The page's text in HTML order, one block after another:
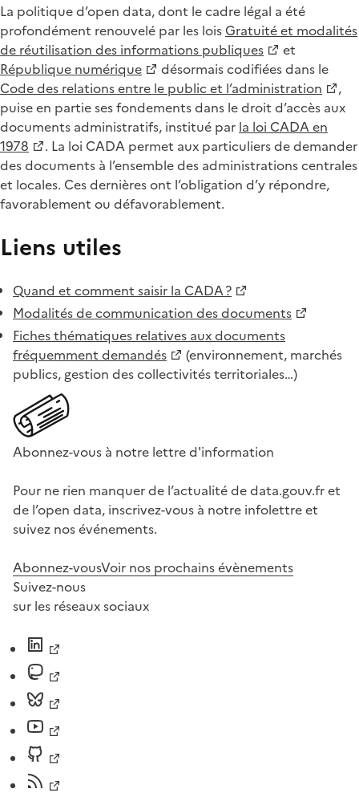
La politique d’open data, dont le cadre légal a été
profondément renouvelé par les loisGratuité et modalités
de réutilisation des informations publiques
et
République numérique
désormais codifiées dans le
Code des relations entre le public et l’administration
,
puise en partie ses fondements dans le droit d’accès aux
documents administratifs, institué par la loi CADA en
1978
. La loi CADA permet aux particuliers de demander
des documents à l’ensemble des administrations centrales
et locales. Ces dernières ont l’obligation d’y répondre,
favorablement ou défavorablement.
Liens utiles
Quand et comment saisir la CADA ?
Modalités de communication des documents
Fiches thématiques relatives aux documents
fréquemment demandés
(environnement, marchés
publics, gestion des collectivités territoriales…)
Abonnez-vous à notre lettre d'information
Pour ne rien manquer de l’actualité de data.gouv.fr et
de l’open data, inscrivez-vous à notre infolettre et
suivez nos événements.
Abonnez-vousVoir nos prochains évènements
Suivez-nous
sur les réseaux sociaux